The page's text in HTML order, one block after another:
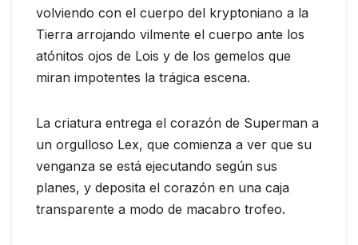
volviendo con el cuerpo del kryptoniano a la
Tierra arrojando vilmente el cuerpo ante los
atónitos ojos de Lois y de los gemelos que
miran impotentes la trágica escena.
La criatura entrega el corazón de Superman a
un orgulloso Lex, que comienza a ver que su
venganza se está ejecutando según sus
planes, y deposita el corazón en una caja
transparente a modo de macabro trofeo.